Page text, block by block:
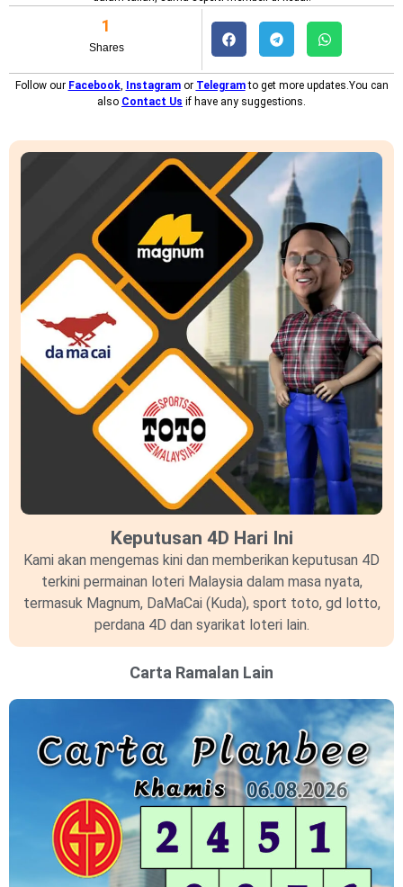
Shares
1
Follow our Facebook, Instagramor Telegramto get more updates.You can
also Contact Us if have any suggestions.
Keputusan 4D Hari Ini
Kami akan mengemas kini dan memberikan keputusan 4D
terkini permainan loteri Malaysia dalam masa nyata,
termasuk Magnum, DaMaCai (Kuda), sport toto, gd lotto,
perdana 4D dan syarikat loteri lain.
Carta Ramalan Lain